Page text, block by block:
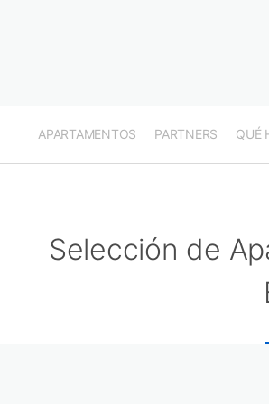
APARTAMENTOS PARTNERS QUÉ
Selección de